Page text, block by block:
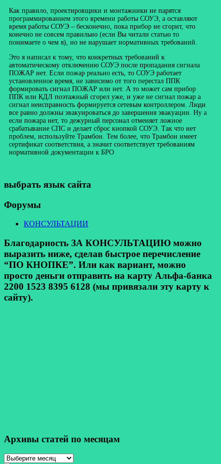
Как правило, проектировщики и монтажники не парятся
программированием этого времени работы СОУЭ, а оставляют
время работы СОУЭ – бесконечно, пока прибор не сгорит, что
конечно не совсем правильно (если Вы читали статью то
понимаете о чем я), но не нарушает нормативных требований.
Это я написал к тому, что конкретных требований к
автоматическому отключению СОУЭ после пропадания сигнала
ПОЖАР нет. Если пожар реально есть, то СОУЭ работает
установленное время, не зависимо от того перестал ППК
формировать сигнал ПОЖАР или нет. А то может сам прибор
ППК или КДЛ поэтажный сгорел уже, и уже не сигнал пожар а
сигнал неисправность формируется сетевым контроллером. Люди
все равно должны эвакуироваться до завершения эвакуации. Ну а
если пожара нет, то дежурный персонал отменяет ложное
срабатывание СПС и делает сброс кнопкой СОУЭ. Так что нет
проблем, используйте Трамбон. Тем более, что Трамбон имеет
сертификат соответствия, а значит соответствует требованиям
нормативной документации к БРО
выбрать язык сайта
Форумы
КОНСУЛЬТАЦИИ
Благодарность ЗА КОНСУЛЬТАЦИЮ можно
выразить ниже, сделав быстрое перечисление
“ПО КНОПКЕ”. Или как вариант, можно
просто деньги отправить на карту Альфа-банка
2200 1523 8395 6128 (мы привязали эту карту к
сайту).
Архивы статей по месяцам
Архивы